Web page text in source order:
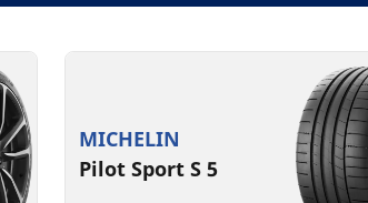
MICHELIN
Pilot Sport S 5